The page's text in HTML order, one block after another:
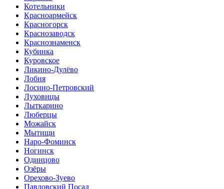
Котельники
Красноармейск
Красногорск
Краснозаводск
Краснознаменск
Кубинка
Куровское
Ликино-Дулёво
Лобня
Лосино-Петровский
Луховицы
Лыткарино
Люберцы
Можайск
Мытищи
Наро-Фоминск
Ногинск
Одинцово
Озёры
Орехово-Зуево
Павловский Посад